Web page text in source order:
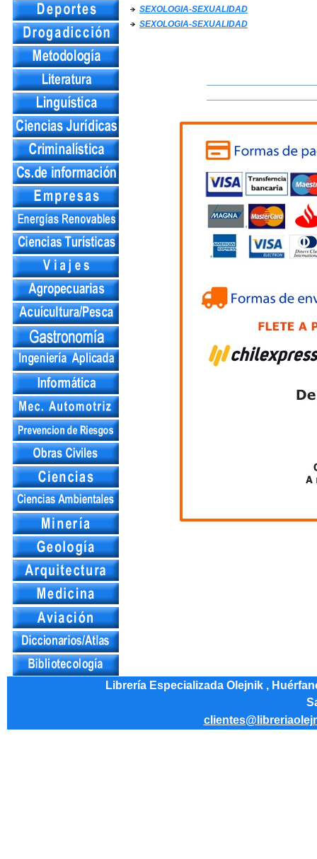
SEXOLOGIA-SEXUALIDAD
SEXOLOGIA-SEXUALIDAD
Librería Especializada Olejnik ,